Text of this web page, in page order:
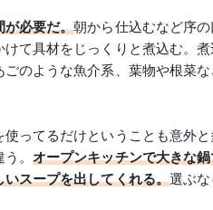
が必要だ。朝から仕込むなど序
て具材をじっくりと煮込む。
のような魚介系、葉物や根菜
ってるだけということも意外
。 オープンキッチンで大きな
スープを出してくれる。選ぶ